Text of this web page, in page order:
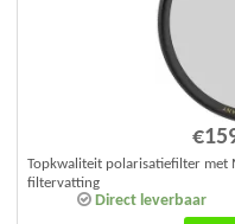
€
Direct leverbaar
Topkwaliteit polarisatiefilter met
filtervatting